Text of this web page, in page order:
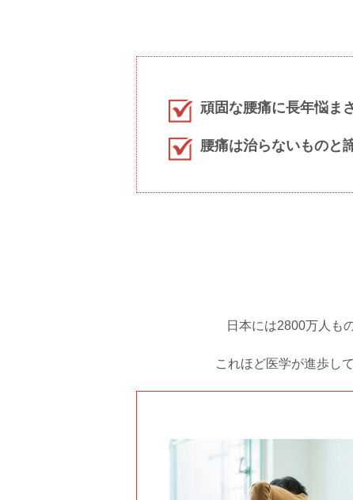
頑固な腰痛に長年悩ま
腰痛は治らないものと
日本には2800万人も
これほど医学が進歩し